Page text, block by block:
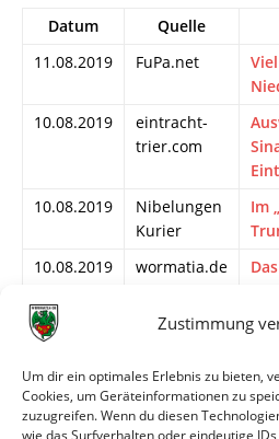
Zustimmung
Um dir ein optimales Erlebnis zu bieten,
Cookies, um Geräteinformationen zu
zuzugreifen. Wenn du diesen
wie das Surfverhalten oder eindeutige
Datum Quelle
11.08.2019
FuPa.net
10.08.2019
eintracht-
trier.com
10.08.2019
Nibelungen
Kurier
Im
10.08.2019
wormatia.de
09.08.2019
FuPa.net
Ein
09.08.2019
wormatia.de